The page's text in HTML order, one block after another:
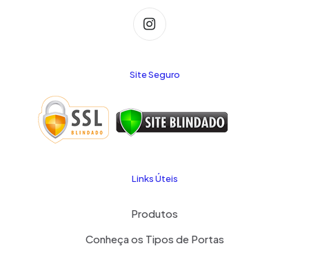
Site Seguro
Links Úteis
Produtos
Conheça os Tipos de Portas